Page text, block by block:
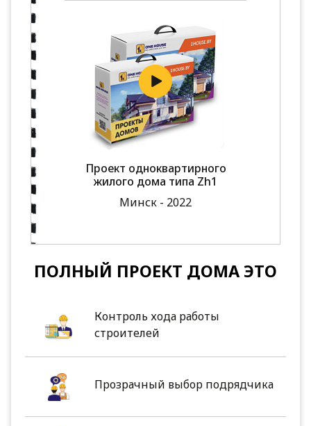
Проект одноквартирного
жилого дома типа Zh1
Минск - 2022
ПОЛНЫЙ ПРОЕКТ ДОМА ЭТО
Контроль хода работы
строителей
Прозрачный выбор подрядчика